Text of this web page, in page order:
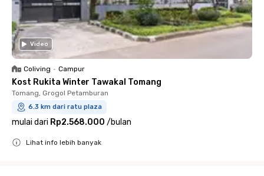
Video
Coliving • Campur
Kost Rukita Winter Tawakal Tomang
Tomang, Grogol Petamburan
6.3 km dari ratu plaza
mulai dari Rp2.568.000 /bulan
Lihat info lebih banyak